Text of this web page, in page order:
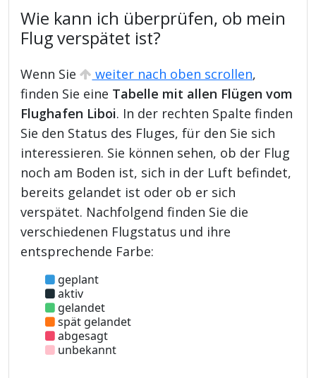
Wie kann ich überprüfen, ob mein
Flug verspätet ist?
Wenn Sie weiter nach oben scrollen,
finden Sie eine Tabelle mit allen Flügen vom
Flughafen Liboi. In der rechten Spalte finden
Sie den Status des Fluges, für den Sie sich
interessieren. Sie können sehen, ob der Flug
noch am Boden ist, sich in der Luft befindet,
bereits gelandet ist oder ob er sich
verspätet. Nachfolgend finden Sie die
verschiedenen Flugstatus und ihre
entsprechende Farbe:
geplant
aktiv
gelandet
spät gelandet
abgesagt
unbekannt